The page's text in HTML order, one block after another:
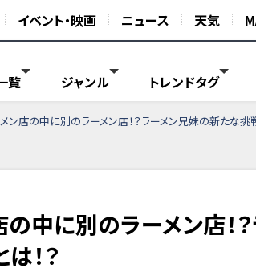
イベント・映画 ニュース 天気
覧 ジャンル トレンドタグ
ン店の中に別のラーメン店！？ラーメン兄妹の新たな挑
中に別のラーメン店！
！？